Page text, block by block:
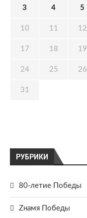
РУБРИКИ
80-летие Победы
Zнамя Победы
3 4 5
10 11 12
17 18 19
24 25 26
31